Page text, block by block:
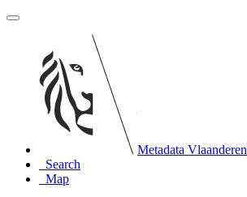
Metadata Vlaanderen
Search
Map